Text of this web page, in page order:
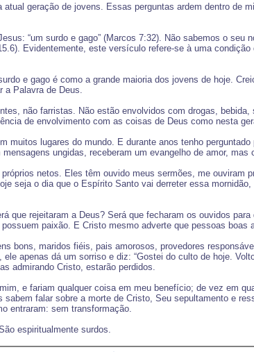
geração de jovens. Essas perguntas ardem dentro de
“um surdo e gago” (Marcos 7:32). Não sabemos o
Evidentemente, este versículo refere-se à uma
e gago é como a grande maioria dos jovens de hoje.
a Palavra de Deus.
não farristas. Não estão envolvidos com drogas,
de envolvimento com as coisas de Deus como nesta
muitos lugares do mundo. E durante anos tenho
ungidas, receberam um evangelho de amor, mas
netos. Eles têm ouvido meus sermões, me ouviram
seja o dia que o Espírito Santo vai derreter essa
que rejeitaram a Deus? Será que fecharam os ouvidos
paixão. E Cristo mesmo adverte que pessoas boas
bons, maridos fiéis, pais amorosos, provedores
apenas dá um sorriso e diz: “Gostei do culto de hoje.
admirando Cristo, estarão perdidos.
e fariam qualquer coisa em meu benefício; de vez em
falar sobre a morte de Cristo, Seu sepultamento e
entraram: sem transformação.
espiritualmente surdos.